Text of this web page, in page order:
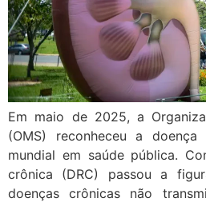
Em maio de 2025, a
(OMS) reconheceu a
mundial em saúde pública.
crônica (DRC) passou a
doenças crônicas não